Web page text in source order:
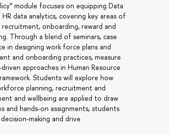
module focuses on equipping Data
data analytics, covering key areas of
onboarding, reward and
Through a blend of seminars, case
in designing work force plans and
and onboarding practices, measure
approaches in Human Resource
Students will explore how
planning, recruitment and
and wellbeing are applied to draw
and hands-on assignments, students
making and drive